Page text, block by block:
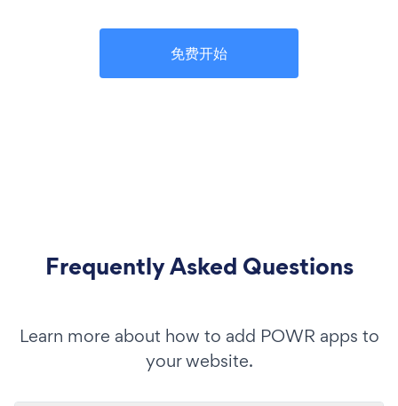
免费开始
Frequently Asked Questions
Learn more about how to add POWR apps to
your website.